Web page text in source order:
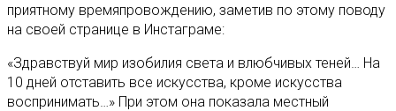
приятному времяпровождению, заметив по этому поводу
на своей странице в Инстаграме:
«Здравствуй мир изобилия света и влюбчивых теней… На
10 дней отставить все искусства, кроме искусства
воспринимать…» При этом она показала местный